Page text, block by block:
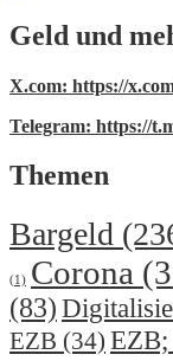
Geld und
X.com: https://
Telegram: https://
Themen
Bargeld
(1) Corona
(83)
EZB (34)